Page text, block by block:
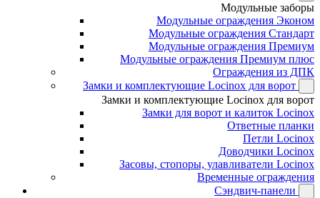
Модульные заборы
Модульные ограждения Эконом
Модульные ограждения Стандарт
Модульные ограждения Премиум
Модульные ограждения Премиум плюс
Ограждения из ДПК
Замки и комплектующие Locinox для ворот
Замки и комплектующие Locinox для ворот
Замки для ворот и калиток Locinox
Ответные планки
Петли Locinox
Доводчики Locinox
Засовы, стопоры, улавливатели Locinox
Временные ограждения
Сэндвич-панели